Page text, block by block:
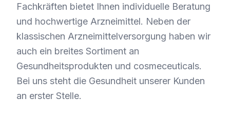
Fachkräften bietet Ihnen individuelle Beratung
und hochwertige Arzneimittel. Neben der
klassischen Arzneimittelversorgung haben wir
auch ein breites Sortiment an
Gesundheitsprodukten und cosmeceuticals.
Bei uns steht die Gesundheit unserer Kunden
an erster Stelle.